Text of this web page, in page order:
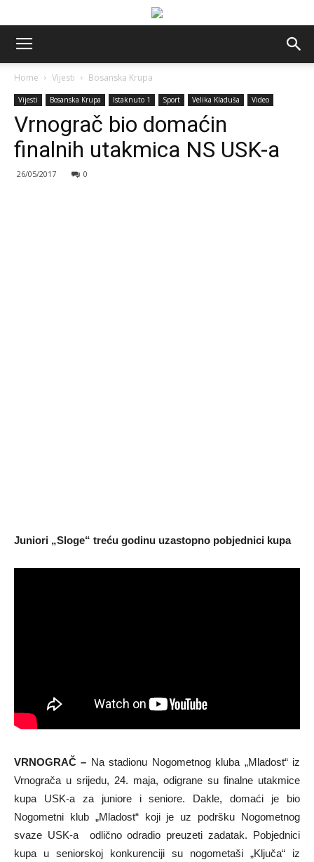
Home Vijesti Bosanska Krupa
Vijesti Bosanska Krupa Istaknuto 1 Sport Velika Kladuša Video
Vrnograč bio domaćin
finalnih utakmica NS USK-a
26/05/2017 0
Juniori „Sloge“ treću godinu uzastopno pobjednici kupa
VRNOGRAČ – Na stadionu Nogometnog kluba „Mladost“ iz
Vrnograča u srijedu, 24. maja, odigrane su finalne utakmice
kupa USK-a za juniore i seniore. Dakle, domaći je bio
Nogometni klub „Mladost“ koji je uz podršku Nogometnog
svaze USK-a odlično odradio preuzeti zadatak. Pobjednici
kupa u seniorskoj konkurenciji su nogometaši „Ključa“ iz